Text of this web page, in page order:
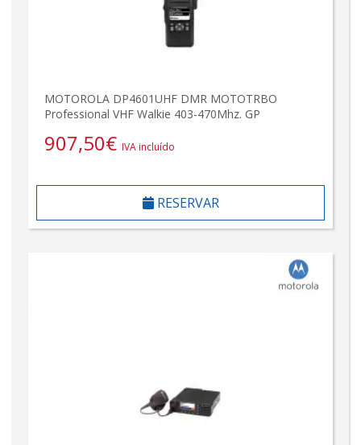
MOTOROLA DP4601UHF DMR MOTOTRBO
Professional VHF Walkie 403-470Mhz. GP
907,50€ IVA incluído
RESERVAR